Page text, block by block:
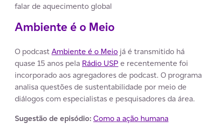
falar de aquecimento global
Ambiente é o Meio
O podcastAmbiente é o Meio já é transmitido há
quase 15 anos pela Rádio USPe recentemente foi
incorporado aos agregadores de podcast. O programa
analisa questões de sustentabilidade por meio de
diálogos com especialistas e pesquisadores da área.
Sugestão de episódio:Como a ação humana